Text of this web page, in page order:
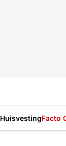
HuisvestingFacto